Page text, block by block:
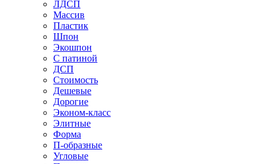
ЛДСП
Массив
Пластик
Шпон
Экошпон
С патиной
ДСП
Стоимость
Дешевые
Дорогие
Эконом-класс
Элитные
Форма
П-образные
Угловые